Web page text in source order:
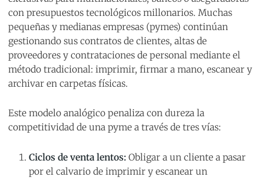
con presupuestos tecnológicos millonarios. Muchas
pequeñas y medianas empresas (pymes) continúan
gestionando sus contratos de clientes, altas de
proveedores y contrataciones de personal mediante el
método tradicional: imprimir, firmar a mano, escanear y
archivar en carpetas físicas.
Este modelo analógico penaliza con dureza la
competitividad de una pyme a través de tres vías:
Ciclos de venta lentos: Obligar a un cliente a pasar
por el calvario de imprimir y escanear un